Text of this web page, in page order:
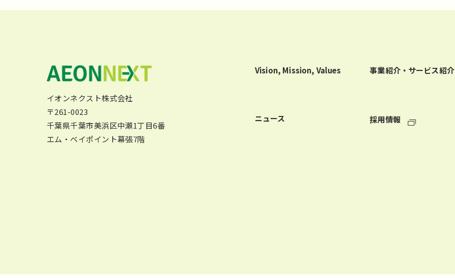
イオンネクスト株式会社
〒261-0023
千葉県千葉市美浜区中瀬1丁目6番
エム・ベイポイント幕張7階
Vision, Mission, Values 事業紹介・サービス紹介
ニュース 採用情報